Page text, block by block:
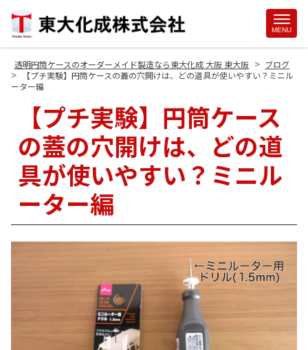
MENU
透明円筒ケースのオーダーメイド製造なら東大化成 大阪 東大阪 > ブログ
>
【プチ実験】円筒ケースの蓋の穴開けは、どの道具が使いやすい？ミニル
ーター編
【プチ実験】円筒ケース
の蓋の穴開けは、どの道
具が使いやすい？ミニル
ーター編
Site
Footer